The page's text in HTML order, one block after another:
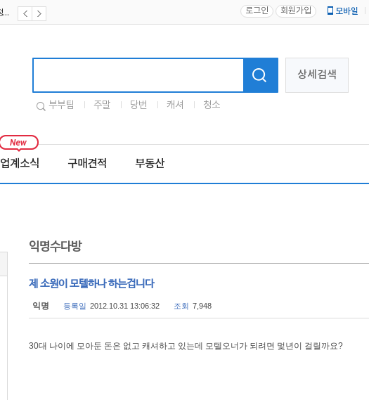
[공지] [호텔업] 개인정보 처리방침 개정본1 (19.09.02) 로그인 회원가입 모바일
상세검색
부부팀 주말 당번 캐셔 청소
업계소식 구매견적 부동산
익명수다방
제 소원이 모텔하나 하는겁니다
익명 등록일 2012.10.31 13:06:32 조회 7,948
30대 나이에 모아둔 돈은 없고 캐셔하고 있는데 모텔오너가 되려면 멏년이 걸릴까요?